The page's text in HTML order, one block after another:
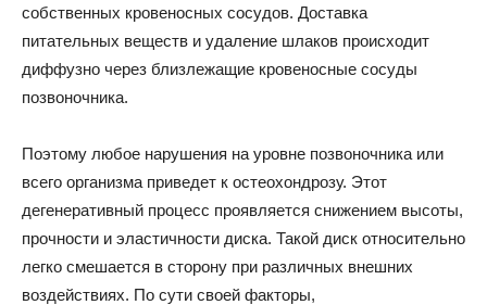
собственных кровеносных сосудов. Доставка
питательных веществ и удаление шлаков происходит
диффузно через близлежащие кровеносные сосуды
позвоночника.
Поэтому любое нарушения на уровне позвоночника или
всего организма приведет к остеохондрозу. Этот
дегенеративный процесс проявляется снижением высоты,
прочности и эластичности диска. Такой диск относительно
легко смешается в сторону при различных внешних
воздействиях. По сути своей факторы,